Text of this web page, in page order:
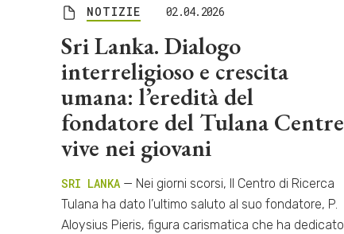
NOTIZIE 02.04.2026
Sri Lanka. Dialogo
interreligioso e crescita
umana: l’eredità del
fondatore del Tulana Centre
vive nei giovani
SRI LANKA— Nei giorni scorsi, Il Centro di Ricerca
Tulana ha dato l’ultimo saluto al suo fondatore, P.
Aloysius Pieris, figura carismatica che ha dedicato